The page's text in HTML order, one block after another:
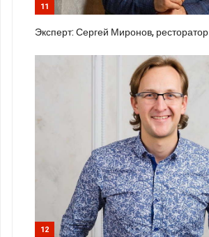
11
Эксперт: Сергей Миронов, ресторатор
12